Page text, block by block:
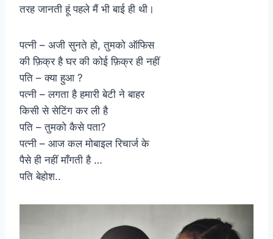
तरह जानती हूं पहले मैं भी बाई ही थी।
पत्नी – अजी सुनते हो, तुमको ऑफिस
की फ़िक्र है घर की कोई फ़िक्र ही नहीं
पति – क्या हुआ ?
पत्नी – लगता है हमारी बेटी ने बाहर
किसी से सेटिंग कर ली है
पति – तुमको कैसे पता?
पत्नी – आज कल मोबाइल रिचार्ज के
पैसे ही नहीं माँगती है …
पति बेहोश..